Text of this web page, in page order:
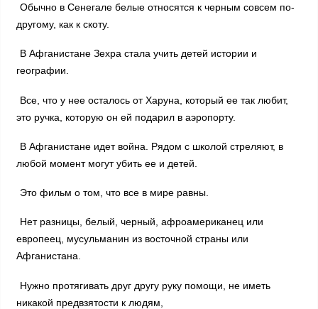
Обычно в Сенегале белые относятся к черным совсем по-
другому, как к скоту.
В Афганистане Зехра стала учить детей истории и
географии.
Все, что у нее осталось от Харуна, который ее так любит,
это ручка, которую он ей подарил в аэропорту.
В Афганистане идет война. Рядом с школой стреляют, в
любой момент могут убить ее и детей.
Это фильм о том, что все в мире равны.
Нет разницы, белый, черный, афроамериканец или
европеец, мусульманин из восточной страны или
Афганистана.
Нужно протягивать друг другу руку помощи, не иметь
никакой предвзятости к людям,